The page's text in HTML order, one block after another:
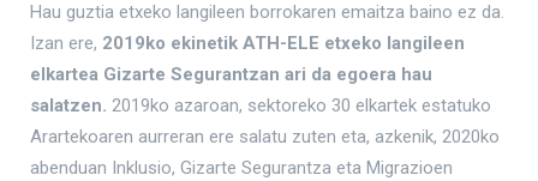
Hau guztia etxeko langileen borrokaren emaitza baino ez da.
Izan ere, 2019ko ekinetik ATH-ELE etxeko langileen
elkartea Gizarte Segurantzan ari da egoera hau
salatzen. 2019ko azaroan, sektoreko 30 elkartek estatuko
Arartekoaren aurreran ere salatu zuten eta, azkenik, 2020ko
abenduan Inklusio, Gizarte Segurantza eta Migrazioen